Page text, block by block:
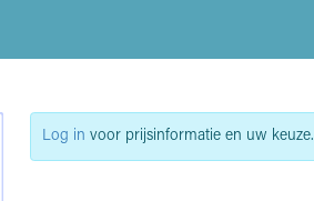
Log in voor prijsinformatie en uw keuze.